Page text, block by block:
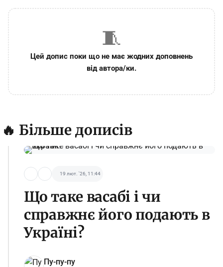
🧵
Цей допис поки що не має жодних доповнень
від автора/ки.
🔥 Більше дописів
19 лют. '26, 11:44
Що таке васабі і чи
справжнє його подають в
Україні?
Пу-пу-пу